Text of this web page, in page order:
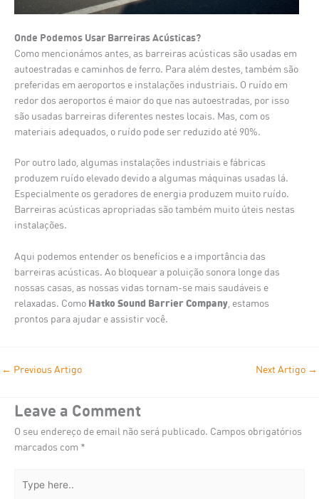
Onde Podemos Usar Barreiras Acústicas?
Como mencionámos antes, as barreiras acústicas são usadas em
autoestradas e caminhos de ferro. Para além destes, também são
preferidas em aeroportos e instalações industriais. O ruído em
redor dos aeroportos é maior do que nas autoestradas, por isso
são usadas barreiras diferentes nestes locais. Mas, com os
materiais adequados, o ruído pode ser reduzido até 90%.
Por outro lado, algumas instalações industriais e fábricas
produzem ruído elevado devido a algumas máquinas usadas lá.
Especialmente os geradores de energia produzem muito ruído.
Barreiras acústicas apropriadas são também muito úteis nestas
instalações.
Aqui podemos entender os benefícios e a importância das
barreiras acústicas. Ao bloquear a poluição sonora longe das
nossas casas, as nossas vidas tornam-se mais saudáveis e
relaxadas. Como Hatko Sound Barrier Company , estamos
prontos para ajudar e assistir você.
← Previous Artigo Next Artigo →
Leave a Comment
O seu endereço de email não será publicado. Campos obrigatórios
marcados com *
here..